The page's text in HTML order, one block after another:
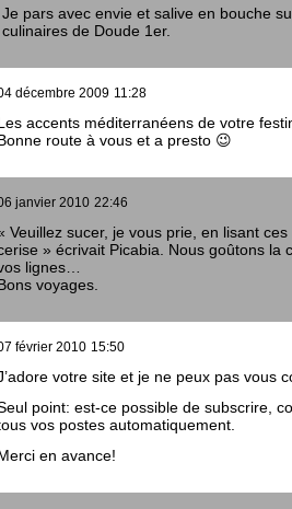
Je pars avec envie et salive en bouche
culinaires de Doude 1er.
décembre 2009 11:28
accents méditerranéens de votre
route à vous et a presto 😉
janvier 2010 22:46
Veuillez sucer, je vous prie, en lisant ces
» écrivait Picabia. Nous goûtons la
lignes…
voyages.
février 2010 15:50
votre site et je ne peux pas vous
point: est-ce possible de subscrire,
vos postes automatiquement.
en avance!